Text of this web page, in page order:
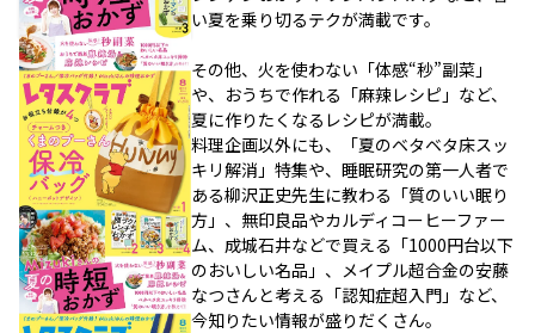
い夏を乗り切るテクが満載です。
その他、火を使わない「体感“秒”副菜」
や、おうちで作れる「麻辣レシピ」など、
夏に作りたくなるレシピが満載。
料理企画以外にも、「夏のベタベタ床スッ
キリ解消」特集や、睡眠研究の第一人者で
ある柳沢正史先生に教わる「質のいい眠り
方」、無印良品やカルディコーヒーファー
ム、成城石井などで買える「1000円台以下
のおいしい名品」、メイプル超合金の安藤
なつさんと考える「認知症超入門」など、
今知りたい情報が盛りだくさん。